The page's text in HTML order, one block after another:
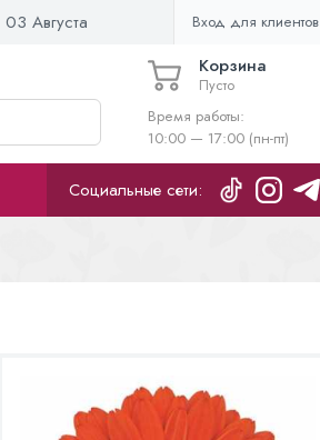
03 Августа Вход для клиентов
Корзина
Пусто
Время работы:
10:00 — 17:00 (пн-пт)
Социальные сети: